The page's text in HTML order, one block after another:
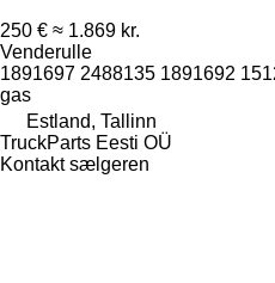
250 € ≈ 1.869 kr.
Venderulle
1891697 2488135 1891692
gas
Estland, Tallinn
TruckParts Eesti OÜ
Kontakt sælgeren